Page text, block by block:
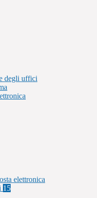
degli uffici
elettronica
15